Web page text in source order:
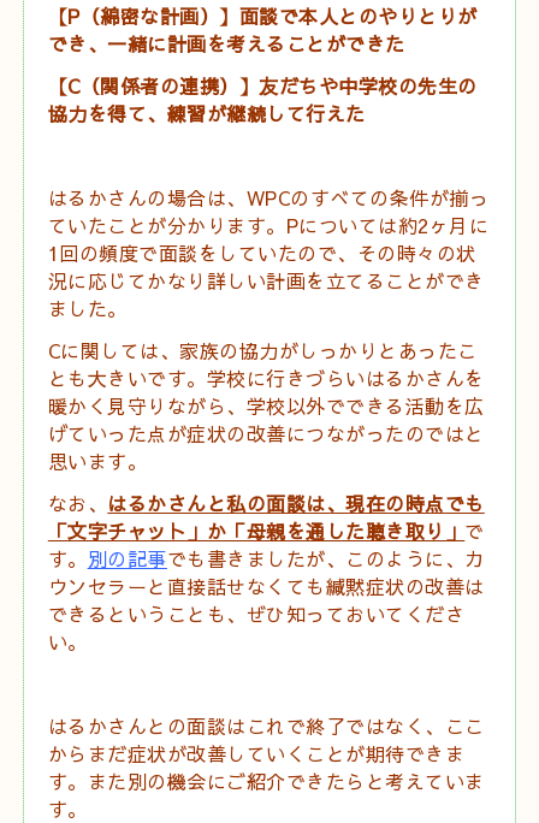
【P（綿密な計画）】面談で本人とのやりとりが
でき、一緒に計画を考えることができた
【C（関係者の連携）】友だちや中学校の先生の
協力を得て、練習が継続して行えた
はるかさんの場合は、 WPCのすべての条件が揃っ
ていたことが分かります。 Pについては約2ヶ月に
1回の頻度で面談をしていたので、その時々の状
況に応じてかなり詳しい計画を立てることができ
ました。
Cに関しては、家族の協力がしっかりとあったこ
とも大きいです。学校に行きづらいはるかさんを
暖かく見守りながら、学校以外でできる活動を広
げていった点が症状の改善につながったのではと
思います。
なお、 はるかさんと私の面談は、現在の時点でも
「文字チャット」か「母親を通した聴き取り」 で
す。 別の記事でも書きましたが、このように、カ
ウンセラーと直接話せなくても緘黙症状の改善は
できるということも、ぜひ知っておいてくださ
い。
はるかさんとの面談はこれで終了ではなく、ここ
からまだ症状が改善していくことが期待できま
す。また別の機会にご紹介できたらと考えていま
す。